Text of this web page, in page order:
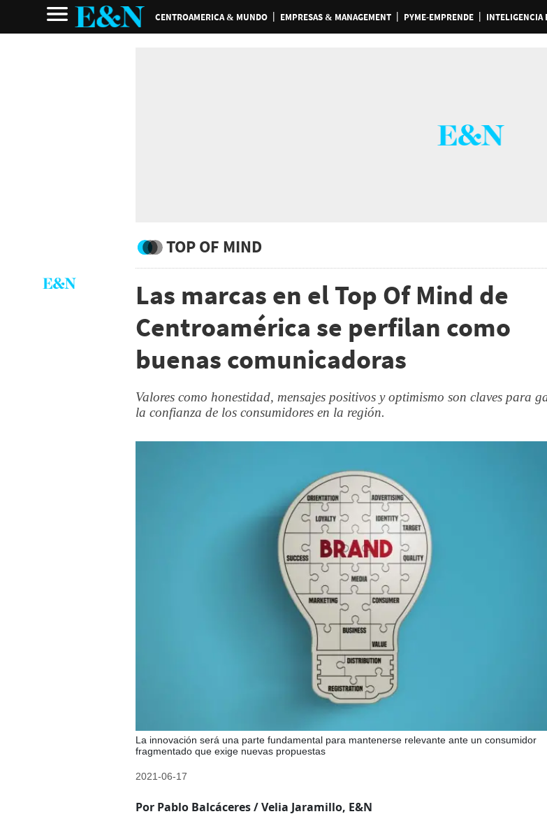
CENTROAMERICA & MUNDO EMPRESAS & MANAGEMENT PYME-EMPRENDE INTELIGENCIA
TOP OF MIND
Las marcas en el Top Of Mind de
Centroamérica se perfilan como
buenas comunicadoras
Valores como honestidad, mensajes positivos y optimismo son claves para
la confianza de los consumidores en la región.
La innovación será una parte fundamental para mantenerse relevante ante un consumidor
fragmentado que exige nuevas propuestas
2021-06-17
Por Pablo Balcáceres / Velia Jaramillo, E&N